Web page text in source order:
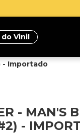
e ganhe 5%
Vinil
- Importado
- MAN'S
-